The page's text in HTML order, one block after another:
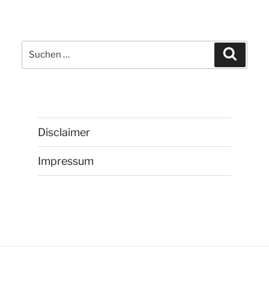
Suchen
nach:
Disclaimer
Impressum